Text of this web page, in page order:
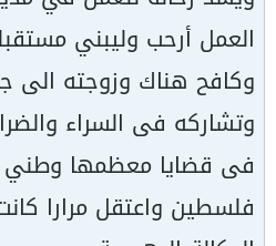
العمل أرحب وليبني
وكافح هناك وزوجته الى
وتشاركه فى السراء
فى قضايا معظمها وطني
فلسطين واعتقل مرارا